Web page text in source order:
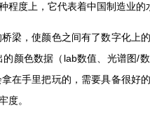
度上，它代表着中国制造业的
梁，使颜色之间有了数字化上
颜色数据（lab数值、光谱图/
在手里把玩的，需要具备很好
度。